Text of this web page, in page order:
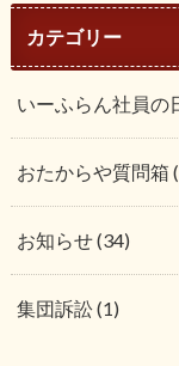
カテゴリー
いーふらん社員の
おたからや質問箱
お知らせ(34)
集団訴訟(1)